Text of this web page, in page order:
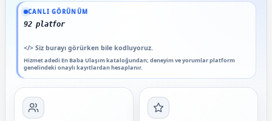
CANLI GÖRÜNÜM
92 platform genelinde onaylı
</> Siz burayı görürken bile kodluyoruz.
Hizmet adedi En Baba Ulaşım kataloğundan; deneyim ve yorumlar platform
genelindeki onaylı kayıtlardan hesaplanır.
Güncel veriler: 1.292+ En Baba ağı hizmet deneyimi; 92 platform genelinde